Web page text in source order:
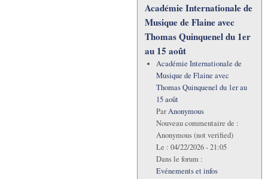
Académie Internationale de
Musique de Flaine avec
Thomas Quinquenel du 1er
au 15 août
Académie Internationale de
Musique de Flaine avec
Thomas Quinquenel du 1er au
15 août
ParAnonymous
Nouveau commentaire de :
Anonymous (not verified)
Le : 04/22/2026 - 21:05
Dans le forum :
Evénements et infos